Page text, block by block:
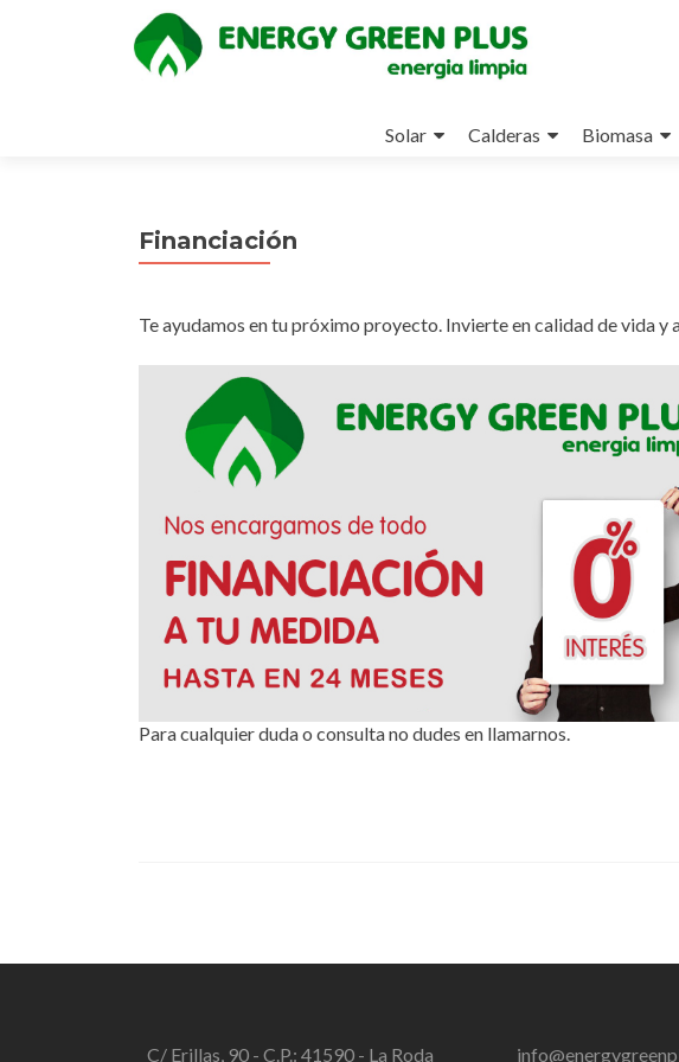
al
Solar Calderas Biomasa
Financiación
Te ayudamos en tu próximo proyecto. Invierte en calidad de vida y
Para cualquier duda o consulta no dudes en llamarnos.
C/ Erillas, 90 - C.P.: 41590 - La Roda